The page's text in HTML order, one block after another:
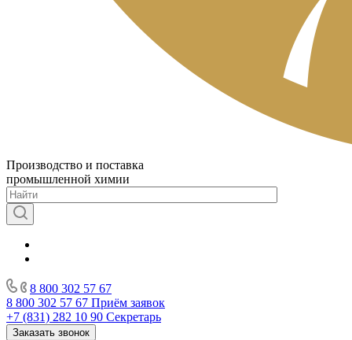
Производство и поставка
промышленной химии
8 800 302 57 67
8 800 302 57 67 Приём заявок
+7 (831) 282 10 90 Секретарь
Заказать звонок